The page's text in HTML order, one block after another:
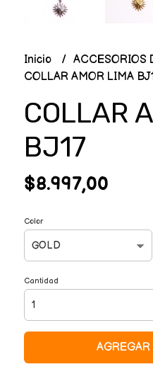
Inicio
ACCESORIOS
COLLAR AMOR LIMA
COLLAR
BJ17
$8.997,00
Color
Cantidad